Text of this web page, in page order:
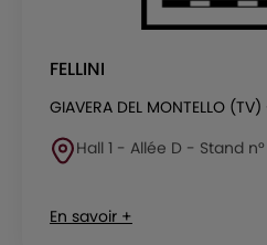
FELLINI
GIAVERA DEL MONTELLO (TV)
Hall 1 - Allée D - Stand
En savoir +